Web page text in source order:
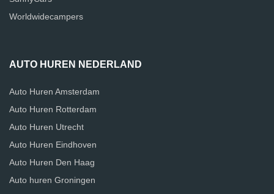
Worldwidecampers
AUTO HUREN NEDERLAND
Auto Huren Amsterdam
Auto Huren Rotterdam
Auto Huren Utrecht
Auto Huren Eindhoven
Auto Huren Den Haag
Auto huren Groningen